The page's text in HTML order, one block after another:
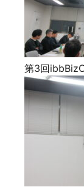
第3回